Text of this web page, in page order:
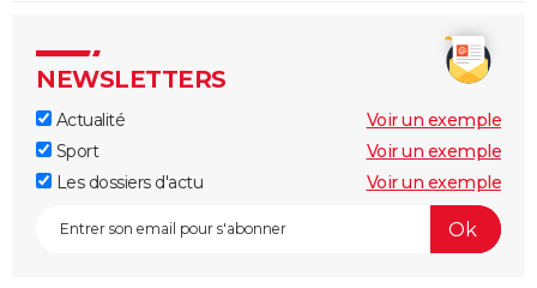
NEWSLETTERS
Actualité
Voir un exemple
Sport
Voir un exemple
Les dossiers d'actu
Voir un exemple